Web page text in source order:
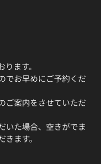
ます。
でお早めにご予約くだ
ご案内をさせていただ
いた場合、空きがでま
ます。